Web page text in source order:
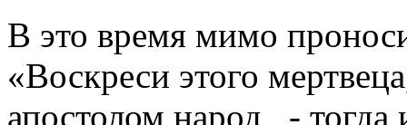
В это время мимо
«Воскреси этого
апостолом народ, -